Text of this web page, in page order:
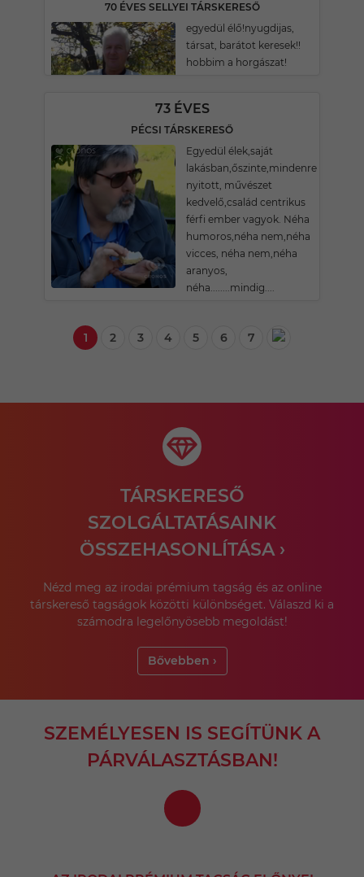
70 ÉVES SELLYEI TÁRSKERESŐ
egyedül élő!nyugdijas,
társat, barátot keresek!!
hobbim a horgászat!
73 ÉVES
PÉCSI TÁRSKERESŐ
Egyedül élek,saját
lakásban,őszinte,mindenre
nyitott, művészet
kedvelő,család centrikus
férfi ember vagyok. Néha
humoros,néha nem,néha
vicces, néha nem,néha
aranyos,
néha........mindig....
1 2 3 4 5 6 7
TÁRSKERESŐ
SZOLGÁLTATÁSAINK
ÖSSZEHASONLÍTÁSA ›
Nézd meg az irodai prémium tagság és az online
társkereső tagságok közötti különbséget. Válaszd ki a
számodra legelőnyösebb megoldást!
Bővebben ›
SZEMÉLYESEN IS SEGÍTÜNK A
PÁRVÁLASZTÁSBAN!